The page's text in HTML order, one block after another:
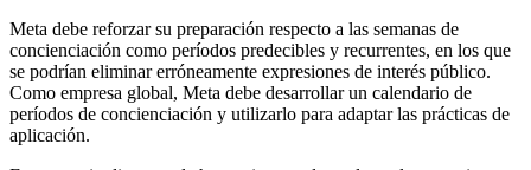
Meta debe reforzar su preparación respecto a las semanas de
concienciación como períodos predecibles y recurrentes, en los que
se podrían eliminar erróneamente expresiones de interés público.
Como empresa global, Meta debe desarrollar un calendario de
períodos de concienciación y utilizarlo para adaptar las prácticas de
aplicación.